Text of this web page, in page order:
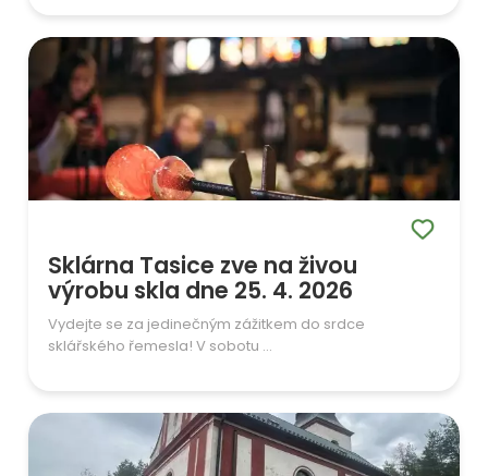
Sklárna Tasice zve na živou
výrobu skla dne 25. 4. 2026
Vydejte se za jedinečným zážitkem do srdce
sklářského řemesla! V sobotu ...